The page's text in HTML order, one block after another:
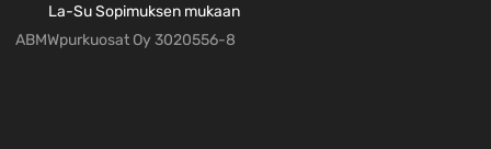
La-Su Sopimuksen mukaan
ABMWpurkuosat Oy 3020556-8